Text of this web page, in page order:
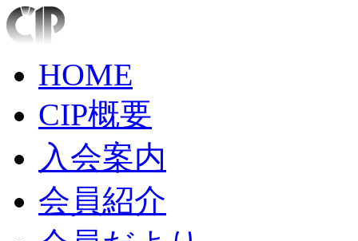
HOME
CIP概要
入会案内
会員紹介